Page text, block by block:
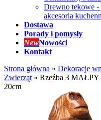
Drewno tekowe -
akcesoria
Dostawa
Porady i pomysły
NewNowości
Kontakt
Strona główna » Dekoracje
Zwierząt » Rzeźba 3 MAŁPY
20cm